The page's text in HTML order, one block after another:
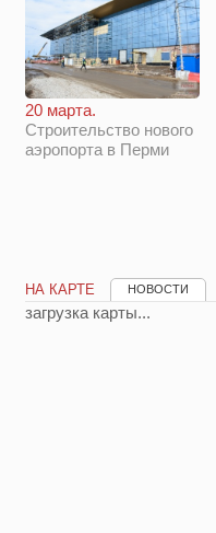
20 марта.
Строительство нового
аэропорта в Перми
НА КАРТЕ НОВОСТИ
загрузка карты...